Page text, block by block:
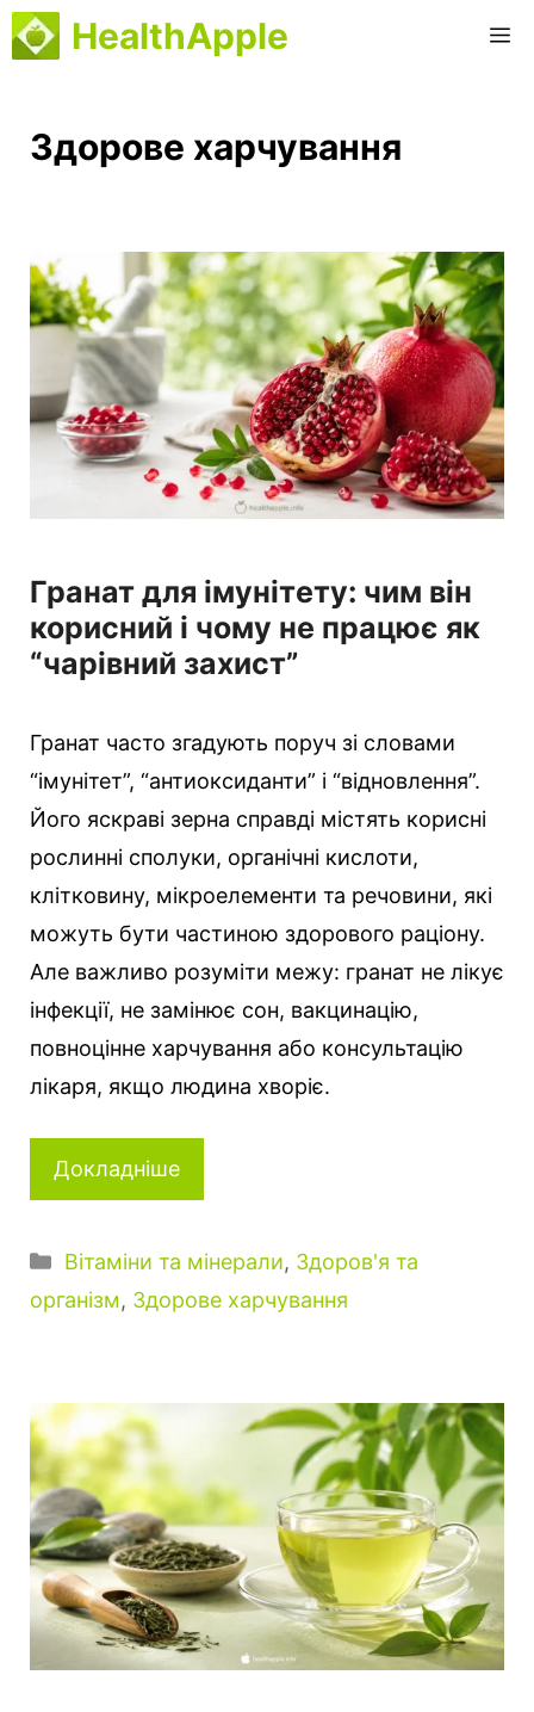
Перейти
до
HealthApple
Здорове харчування
Гранат для імунітету: чим він
корисний і чому не працює як
“чарівний захист”
Гранат часто згадують поруч зі словами
“імунітет”, “антиоксиданти” і “відновлення”.
Його яскраві зерна справді містять корисні
рослинні сполуки, органічні кислоти,
клітковину, мікроелементи та речовини, які
можуть бути частиною здорового раціону.
Але важливо розуміти межу: гранат не лікує
інфекції, не замінює сон, вакцинацію,
повноцінне харчування або консультацію
лікаря, якщо людина хворіє.
Докладніше
Категорії
Вітаміни та мінерали, Здоров'я та
організм, Здорове харчування